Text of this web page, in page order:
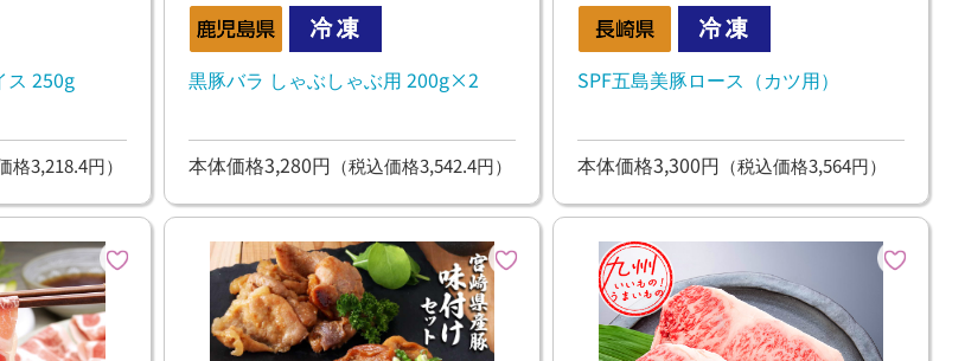
ス 250g
格3,218.4円）
黒豚バラ しゃぶしゃぶ用 200g×2
本体価格3,280円 （税込価格3,542.4円）
SPF五島美豚ロース（カツ用）
本体価格3,300円 （税込価格3,564円）